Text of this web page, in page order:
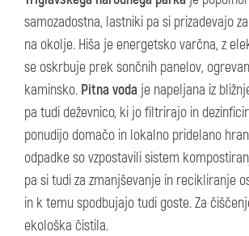
samozadostna, lastniki pa si prizadevajo
na okolje. Hiša je energetsko varčna, z
se oskrbuje prek sončnih panelov,
kaminsko. Pitna voda je napeljana iz
pa tudi deževnico, ki jo filtrirajo in
ponudijo domačo in lokalno pridelano
odpadke so vzpostavili sistem
pa si tudi za zmanjševanje in recikliranje
in k temu spodbujajo tudi goste. Za
ekološka čistila.